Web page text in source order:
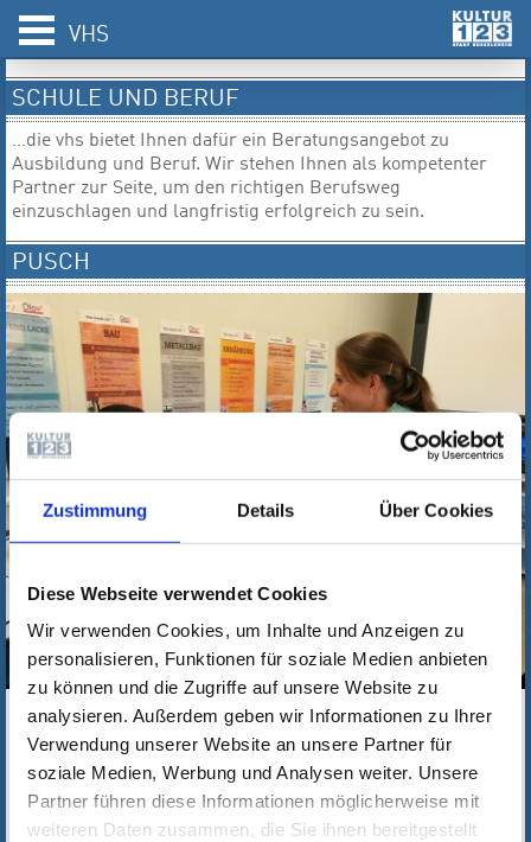
Zustimmung Details Über Cookies
Diese Webseite verwendet Cookies
Wir verwenden Cookies, um Inhalte und Anzeigen zu
personalisieren, Funktionen für soziale Medien anbieten
zu können und die Zugriffe auf unsere Website zu
analysieren. Außerdem geben wir Informationen zu Ihrer
Verwendung unserer Website an unsere Partner für
soziale Medien, Werbung und Analysen weiter. Unsere
Partner führen diese Informationen möglicherweise mit
weiteren Daten zusammen, die Sie ihnen bereitgestellt
VHS
SCHULE UND BERUF
…die vhs bietet Ihnen dafür ein Beratungsangebot zu
Ausbildung und Beruf. Wir stehen Ihnen als kompetenter
Partner zur Seite, um den richtigen Berufsweg
einzuschlagen und langfristig erfolgreich zu sein.
PUSCH
Das Angebot Praxis und Schule im Überblick